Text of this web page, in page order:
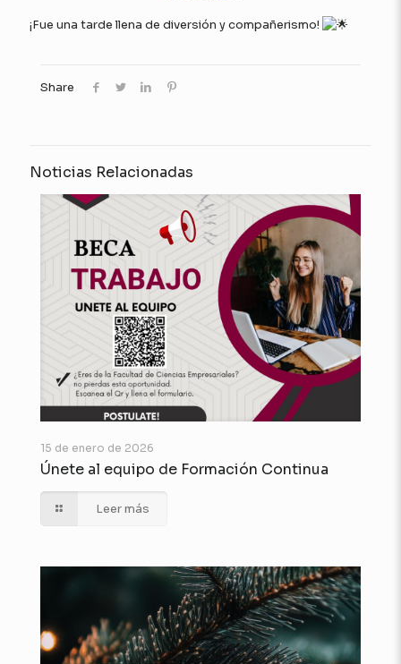
¡Fue una tarde llena de diversión y compañerismo!
Share
Noticias Relacionadas
15 de enero de 2026
Únete al equipo de Formación Continua
Leer más